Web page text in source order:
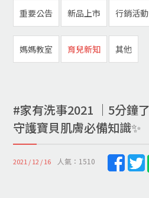
重要公告 新品上市 行銷活動
媽媽教室 育兒新知 其他
#家有洗事2021 ｜5分鐘
守護寶貝肌膚必備知識✨
2021 / 12 / 16 人氣：1510